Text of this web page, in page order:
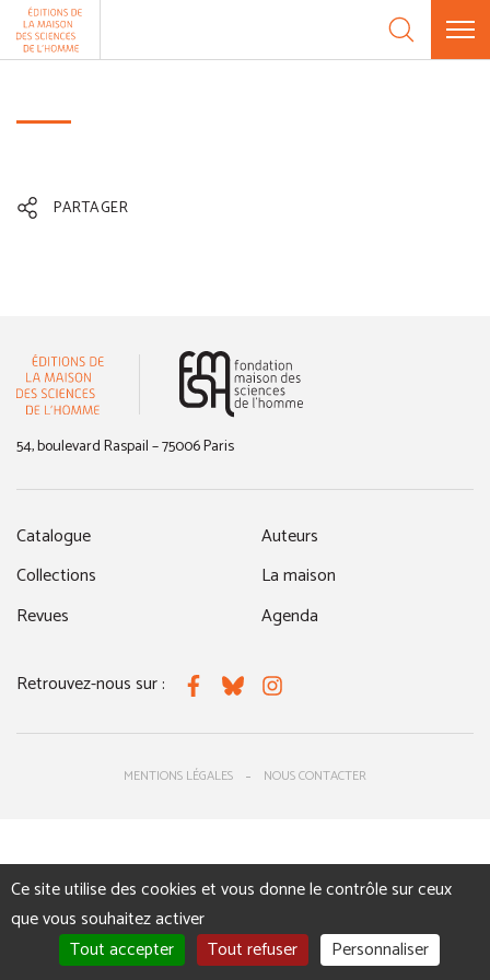
Aller au contenu
PARTAGER
54, boulevard Raspail – 75006 Paris
Catalogue
Collections
Revues
Auteurs
La maison
Agenda
Retrouvez-nous sur : FacebookBlueskyInstagram
MENTIONS LÉGALES NOUS CONTACTER
Panneau de gestion des cookies
Ce site utilise des cookies et vous donne le contrôle sur ceux
que vous souhaitez activer
Tout accepter
Tout refuser Personnaliser